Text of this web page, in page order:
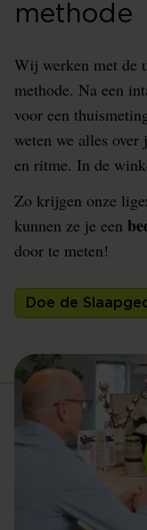
methode
Wij werken met de
methode. Na een
voor een
weten we alles
en ritme. In de
Zo krijgen onze
kunnen ze je een
door te meten!
Doe de